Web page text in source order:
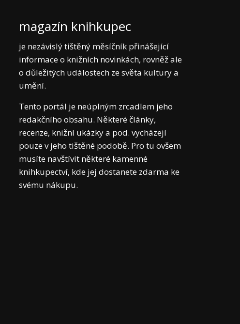
magazín knihkupec
je nezávislý tištěný měsíčník přinášející
informace o knižních novinkách, rovněž ale
o důležitých událostech ze světa kultury a
umění.
Tento portál je neúplným zrcadlem jeho
redakčního obsahu. Některé články,
recenze, knižní ukázky a pod. vycházejí
pouze v jeho tištěné podobě. Pro tu ovšem
musíte navštívit některé kamenné
knihkupectví, kde jej dostanete zdarma ke
svému nákupu.